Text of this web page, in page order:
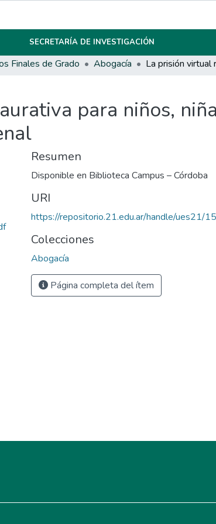
SECRETARÍA DE INVESTIGACIÓN
Finales de Grado Abogacía
para niños,
Resumen
Disponible en Biblioteca Campus – Córdoba
URI
https://repositorio.21.edu.ar/handle/ues21/
Colecciones
Abogacía
Página completa del ítem